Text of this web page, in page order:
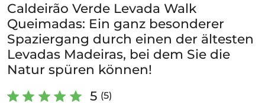
Caldeirão Verde Levada Walk
Queimadas: Ein ganz besonderer
Spaziergang durch einen der ältesten
Levadas Madeiras, bei dem Sie die
Natur spüren können!
5 (5)